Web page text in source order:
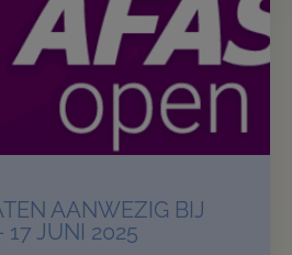
AANWEZIG BIJ
17 JUNI 2025